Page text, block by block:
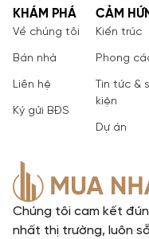
Chúng tôi cam kết
nhất thị trường, luôn
KHÁM PHÁ
Về chúng tôi
Bán nhà
Liên hệ
Ký gửi BĐS
CẢM
Kiến trúc
Phong
Tin tức &
kiện
Dự án